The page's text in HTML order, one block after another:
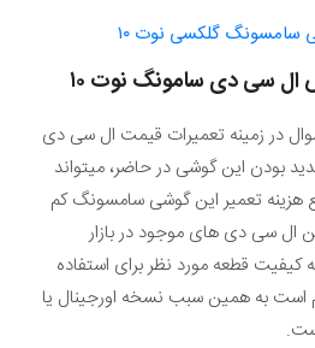
سامسونگ گلکسی نوت ۱۰
ال سی دی سامونگ نوت ۱۰
در زمینه تعمیرات قیمت ال سی دی
جدید بودن این گوشی در حاضر، میتواند
هزینه تعمیر این گوشی سامسونگ کم
ال سی دی های موجود در بازار
کیفیت قطعه مورد نظر برای استفاده
است به همین سبب نسخه اورجینال یا